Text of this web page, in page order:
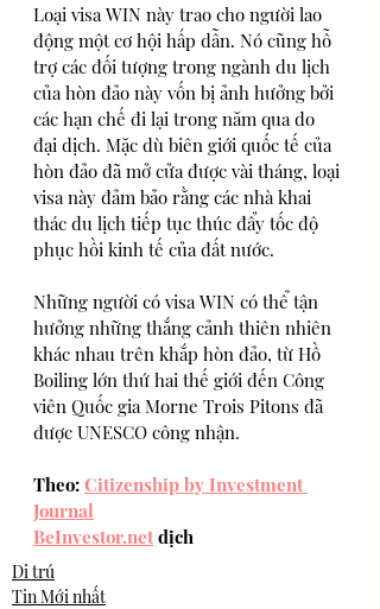
Loại visa WIN này trao cho người lao
động một cơ hội hấp dẫn. Nó cũng hỗ
trợ các đối tượng trong ngành du lịch
của hòn đảo này vốn bị ảnh hưởng bởi
các hạn chế đi lại trong năm qua do
đại dịch. Mặc dù biên giới quốc tế của
hòn đảo đã mở cửa được vài tháng, loại
visa này đảm bảo rằng các nhà khai
thác du lịch tiếp tục thúc đẩy tốc độ
phục hồi kinh tế của đất nước.
Những người có visa WIN có thể tận
hưởng những thắng cảnh thiên nhiên
khác nhau trên khắp hòn đảo, từ Hồ
Boiling lớn thứ hai thế giới đến Công
viên Quốc gia Morne Trois Pitons đã
được UNESCO công nhận.
Theo: Citizenship by Investment
Journal
BeInvestor.net dịch
Di trú
Tin Mới nhất